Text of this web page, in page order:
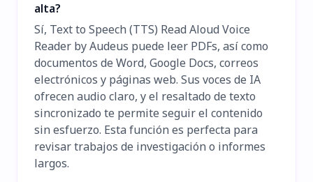
alta?
Sí, Text to Speech (TTS) Read Aloud Voice
Reader by Audeus puede leer PDFs, así como
documentos de Word, Google Docs, correos
electrónicos y páginas web. Sus voces de IA
ofrecen audio claro, y el resaltado de texto
sincronizado te permite seguir el contenido
sin esfuerzo. Esta función es perfecta para
revisar trabajos de investigación o informes
largos.